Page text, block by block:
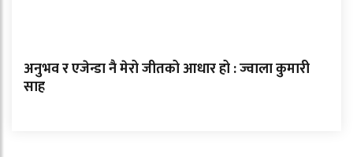
अनुभव र एजेन्डा नै मेरो जीतको आधार हो : ज्वाला कुमारी
साह